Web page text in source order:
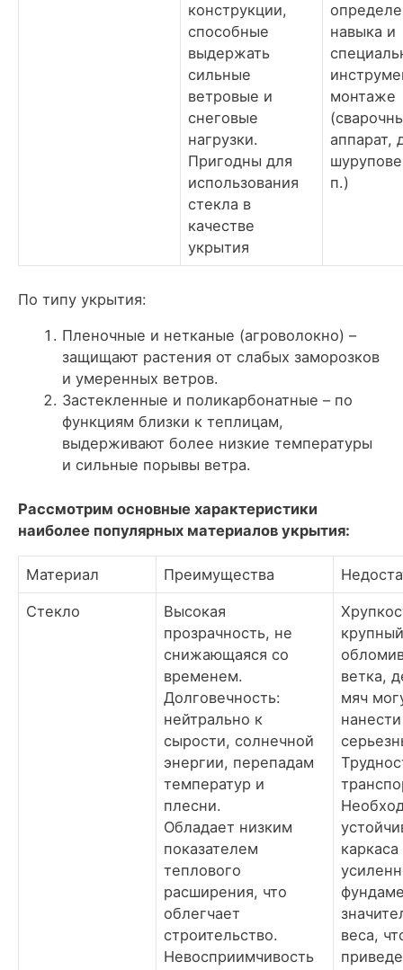
конструкции,
способные
выдержать
сильные
ветровые и
снеговые
нагрузки.
Пригодны для
использования
стекла в
качестве
укрытия
навыка и
монтаже
аппарат,
п.)
По типу укрытия:
Пленочные и нетканые (агроволокно) –
защищают растения от слабых заморозков
и умеренных ветров.
Застекленные и поликарбонатные – по
функциям близки к теплицам,
выдерживают более низкие температуры
и сильные порывы ветра.
Рассмотрим основные характеристики
наиболее популярных материалов укрытия:
Материал Преимущества
Стекло
Высокая
прозрачность, не
снижающаяся со
временем.
Долговечность:
нейтрально к
сырости, солнечной
энергии, перепадам
температур и
плесни.
Обладает низким
показателем
теплового
расширения, что
облегчает
строительство.
Невосприимчивость
ветка,
мяч
нанести
каркаса
веса,